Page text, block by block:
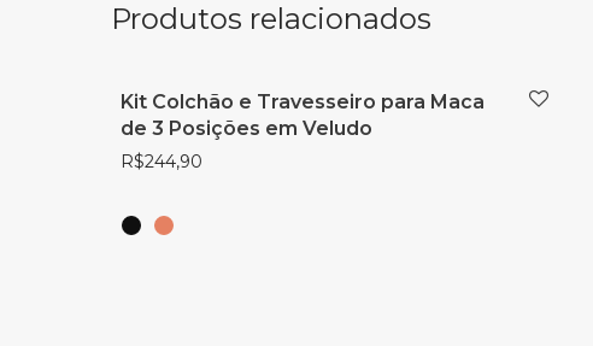
Produtos relacionados
Kit Colchão e Travesseiro para Maca
de 3 Posições em Veludo
R$244,90